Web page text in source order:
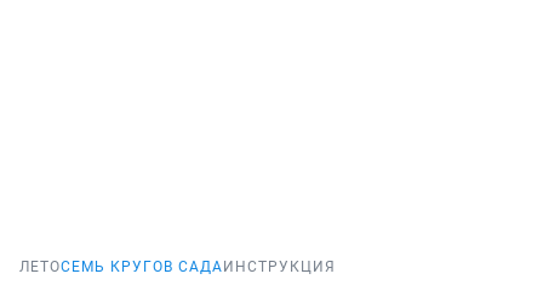
ЛЕТОСЕМЬ КРУГОВ САДА ИНСТРУКЦИЯ